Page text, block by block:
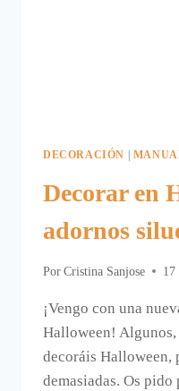
DECORACIÓN
Decorar en
adornos
Por Cristina Sanjose 17
¡Vengo con una
Halloween!
decoráis Halloween,
demasiadas. Os